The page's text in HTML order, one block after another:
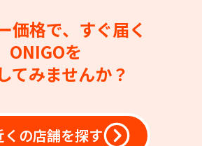
価格で、すぐ届く
ONIGOを
てみませんか？
くの店舗を探す